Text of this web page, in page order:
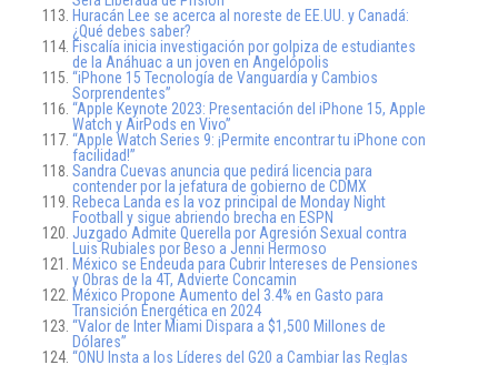
Huracán Lee se acerca al noreste de EE.UU. y Canadá:
¿Qué debes saber?
Fiscalía inicia investigación por golpiza de estudiantes
de la Anáhuac a un joven en Angelópolis
“iPhone 15 Tecnología de Vanguardia y Cambios
Sorprendentes”
“Apple Keynote 2023: Presentación del iPhone 15, Apple
Watch y AirPods en Vivo”
“Apple Watch Series 9: ¡Permite encontrar tu iPhone con
facilidad!”
Sandra Cuevas anuncia que pedirá licencia para
contender por la jefatura de gobierno de CDMX
Rebeca Landa es la voz principal de Monday Night
Football y sigue abriendo brecha en ESPN
Juzgado Admite Querella por Agresión Sexual contra
Luis Rubiales por Beso a Jenni Hermoso
México se Endeuda para Cubrir Intereses de Pensiones
y Obras de la 4T, Advierte Concamin
México Propone Aumento del 3.4% en Gasto para
Transición Energética en 2024
“Valor de Inter Miami Dispara a $1,500 Millones de
Dólares”
“ONU Insta a los Líderes del G20 a Cambiar las Reglas